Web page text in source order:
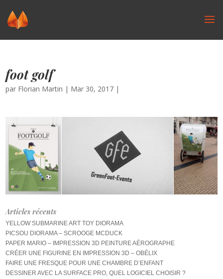
foot golf
par Florian Martin | Mar 30, 2017 |
Articles récents
YELLOW SUBMARINE ART TOY DIORAMA
PICSOU DIORAMA – SCROOGE MCDUCK
PAPER MARIO – IMPRESSION 3D PEINTURE AÉROGRAPHE
CRÉER UNE FIGURINE EN IMPRESSION 3D – OBÉLIX
FAIRE UNE FRESQUE POUR UNE CHAMBRE D’ENFANT
DESSINER AVEC LA SURFACE PRO, QUEL LOGICIEL CHOISIR ?